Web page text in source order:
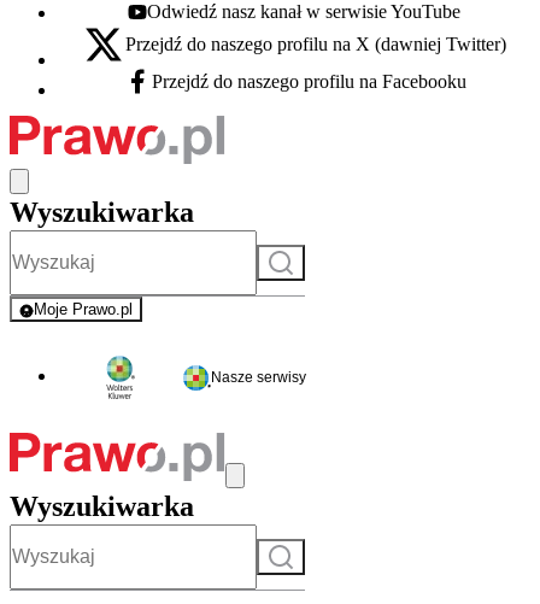
Youtube - otwiera się w nowej karcie
Odwiedź nasz kanał w serwisie YouTube
X - otwiera się w nowej karcie
Przejdź do naszego profilu na X (dawniej Twitter)
Facebook - otwiera się w nowej karcie
Przejdź do naszego profilu na Facebooku
Wyszukiwarka
Szukaj
Moje Prawo.pl
- rejestracja i logowanie do serwisu
Nasze serwisy
Wyszukiwarka
Szukaj